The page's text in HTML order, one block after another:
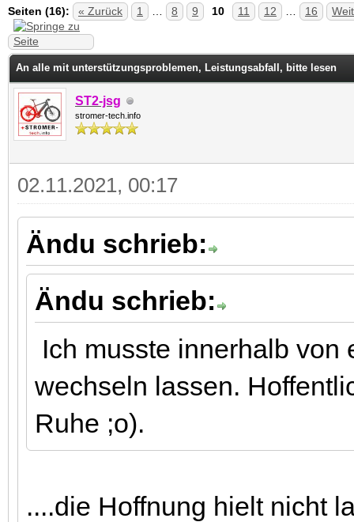
Seiten (16): « Zurück 1 … 8 9 10 11 12 … 16
im Durchschnitt
An alle mit unterstützungsproblemen, Leistungsabfall, bitte lesen
ST2-jsg
stromer-tech.info
02.11.2021, 00:17
Ändu schrieb:
Ändu schrieb:
Ich musste innerhalb
wechseln lassen.
Ruhe ;o).
....die Hoffnung hielt nicht